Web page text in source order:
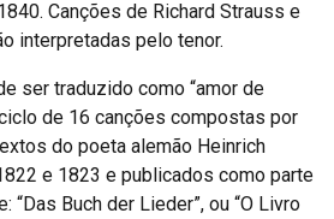
Canções de Richard Strauss e
interpretadas pelo tenor.
ser traduzido como “amor de
de 16 canções compostas por
do poeta alemão Heinrich
e 1823 e publicados como parte
“Das Buch der Lieder”, ou “O Livro